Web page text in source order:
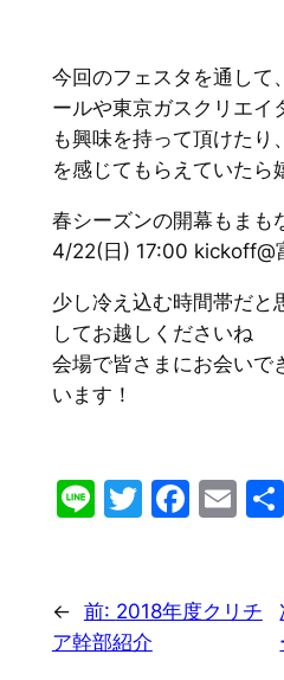
今回のフェスタを通して
ールや東京ガスクリエイ
も興味を持って頂けたり、
を感じてもらえていたら
春シーズンの開幕もまも
4/22(日) 17:00 kickoff@
少し冷え込む時間帯だと
してお越しくださいね
会場で皆さまにお会いで
います！
LineTwitter
← 前: 2018年度クリチ
ア幹部紹介